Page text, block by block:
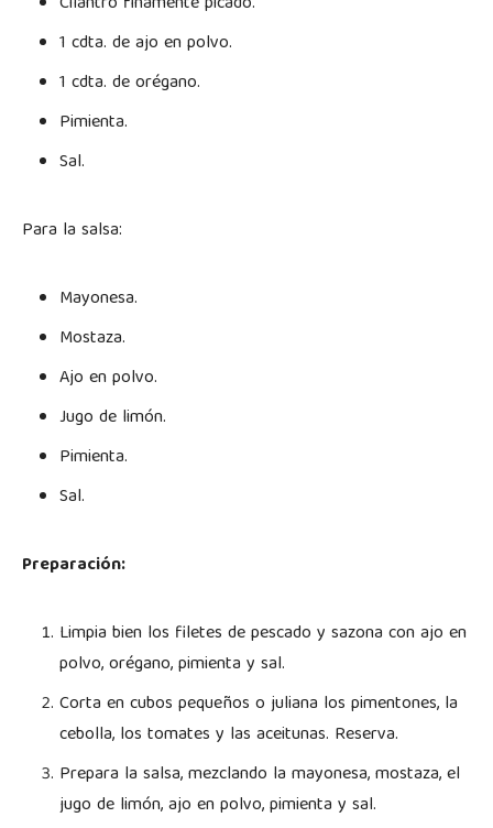
1 cdta. de ajo en polvo.
1 cdta. de orégano.
Pimienta.
Sal.
Para la salsa:
Mayonesa.
Mostaza.
Ajo en polvo.
Jugo de limón.
Pimienta.
Sal.
Preparación:
Limpia bien los filetes de pescado y sazona con ajo en
polvo, orégano, pimienta y sal.
Corta en cubos pequeños o juliana los pimentones, la
cebolla, los tomates y las aceitunas. Reserva.
Prepara la salsa, mezclando la mayonesa, mostaza, el
jugo de limón, ajo en polvo, pimienta y sal.